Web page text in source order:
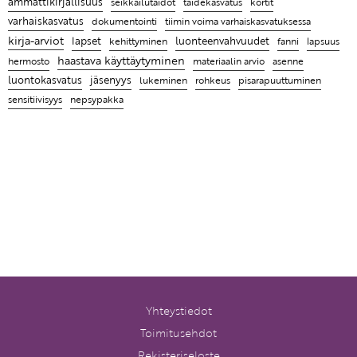
Ammattikirjat auttavat ymmärtämään, miksi lapsi
käyttäytyy tietyllä tavalla ja antaa parempia keinoja
kohdata hänet
varhaiskasvatus dokumentointi tiimin voima varhaiskasvatuksessa
kirja-arviot lapset kehittyminen luonteenvahvuudet fanni
lapsuus
hermosto
haastava käyttäytyminen materiaalin arvio asenne
luontokasvatus jäsenyys lukeminen rohkeus
pisarapuuttuminen
sensitiivisyys
nepsypakka
Yhteystiedot
Toimitusehdot